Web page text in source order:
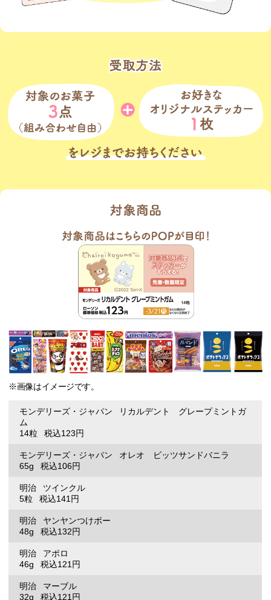
※画像はイメージです。
モンデリーズ・ジャパン
リカルデント グレープミントガ
ム
14粒
税込123円
モンデリーズ・ジャパン
オレオ ビッツサンドバニラ
65g
税込106円
明治
ツインクル
5粒
税込141円
明治
ヤンヤンつけボー
48g
税込132円
明治
アポロ
46g
税込121円
明治
マーブル
32g
税込121円